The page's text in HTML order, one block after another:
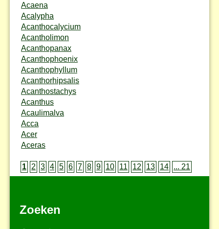
Acaena
Acalypha
Acanthocalycium
Acantholimon
Acanthopanax
Acanthophoenix
Acanthophyllum
Acanthorhipsalis
Acanthostachys
Acanthus
Acaulimalva
Acca
Acer
Aceras
1 2 3 4 5 6 7 8 9 10 11 12 13 14 ... 21
Zoeken